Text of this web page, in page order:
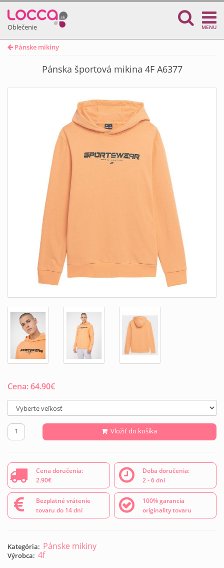
Oblečenie MENU
Pánske mikiny
Pánska športová mikina 4F A6377
Cena:64.90€
Vložiť do košíka
Cena doručenia:
2.90€
Doba doručenia:
2 - 6 dní
Bezplatné vrátenie
tovaru do 14 dní
100% garancia
originality tovaru
Kategória: Pánske mikiny
Výrobca: 4f